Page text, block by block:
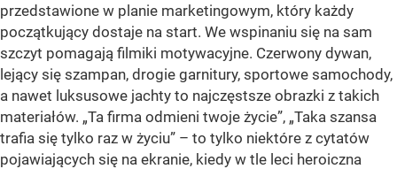
przedstawione w planie marketingowym, który każdy
początkujący dostaje na start. We wspinaniu się na sam
szczyt pomagają filmiki motywacyjne. Czerwony dywan,
lejący się szampan, drogie garnitury, sportowe samochody,
a nawet luksusowe jachty to najczęstsze obrazki z takich
materiałów. „Ta firma odmieni twoje życie”, „Taka szansa
trafia się tylko raz w życiu” – to tylko niektóre z cytatów
pojawiających się na ekranie, kiedy w tle leci heroiczna